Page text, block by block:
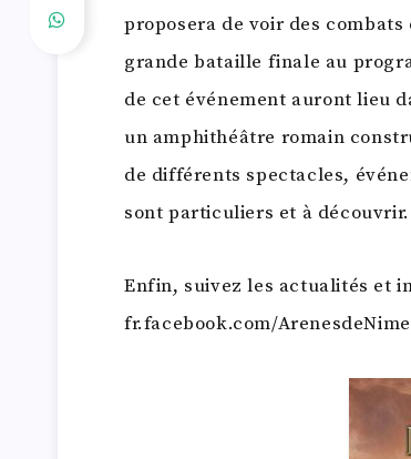
proposera de voir des
grande bataille finale au
de cet événement auront lieu
un amphithéâtre romain
de différents spectacles,
sont particuliers et à découvrir.
Enfin, suivez les actualités et
fr.facebook.com/